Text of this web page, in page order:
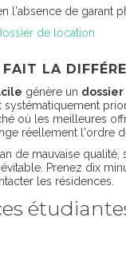
l'absence de garant
de location
LA
génère un
systématiquement
où les meilleures
réellement l'ordre
de mauvaise qualité,
Prenez dix
les résidences.